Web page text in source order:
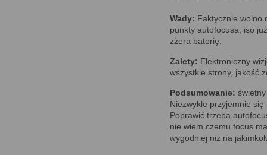
Wady: Faktycznie wolno
punkty autofocusa, iso
zżera baterię.
Zalety: Elektroniczny
wszystkie strony, jakość
Podsumowanie:
Niezwykle przyjemnie
Poprawić trzeba
nie wiem czemu focus
wygodniej niż na